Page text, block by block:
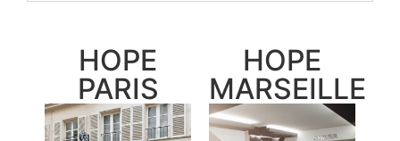
HOPE
PARIS
HOPE
MARSEILLE